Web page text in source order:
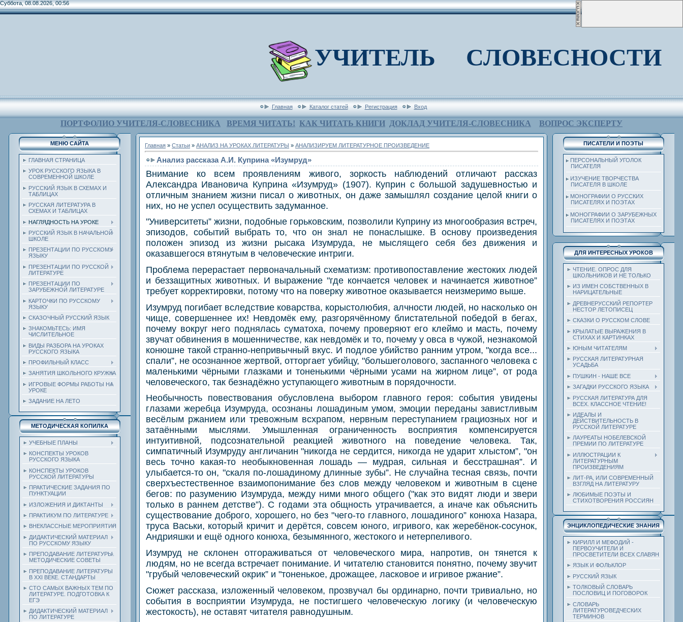
Суббота, 08.08.2026, 00:56
УЧИТЕЛЬ СЛОВЕСНОСТИ
Главная Каталог статей Регистрация Вход
ПОРТФОЛИО УЧИТЕЛЯ-СЛОВЕСНИКА ВРЕМЯ ЧИТАТЬ! КАК ЧИТАТЬ КНИГИ ДОКЛАД УЧИТЕЛЯ-СЛОВЕСНИКА ВОПРОС ЭКСПЕРТУ
МЕНЮ САЙТА
ГЛАВНАЯ СТРАНИЦА
УРОК РУССКОГО ЯЗЫКА В
СОВРЕМЕННОЙ ШКОЛЕ
РУССКИЙ ЯЗЫК В СХЕМАХ И
ТАБЛИЦАХ
РУССКАЯ ЛИТЕРАТУРА В
СХЕМАХ И ТАБЛИЦАХ
НАГЛЯДНОСТЬ НА УРОКЕ
РУССКИЙ ЯЗЫК В НАЧАЛЬНОЙ
ШКОЛЕ
ПРЕЗЕНТАЦИИ ПО РУССКОМУ
ЯЗЫКУ
ПРЕЗЕНТАЦИИ ПО РУССКОЙ
ЛИТЕРАТУРЕ
ПРЕЗЕНТАЦИИ ПО
ЗАРУБЕЖНОЙ ЛИТЕРАТУРЕ
КАРТОЧКИ ПО РУССКОМУ
ЯЗЫКУ
СКАЗОЧНЫЙ РУССКИЙ ЯЗЫК
ЗНАКОМЬТЕСЬ: ИМЯ
ЧИСЛИТЕЛЬНОЕ
ВИДЫ РАЗБОРА НА УРОКАХ
РУССКОГО ЯЗЫКА
ПРОФИЛЬНЫЙ КЛАСС
ЗАНЯТИЯ ШКОЛЬНОГО КРУЖКА
ИГРОВЫЕ ФОРМЫ РАБОТЫ НА
УРОКЕ
ЗАДАНИЕ НА ЛЕТО
МЕТОДИЧЕСКАЯ КОПИЛКА
УЧЕБНЫЕ ПЛАНЫ
КОНСПЕКТЫ УРОКОВ
РУССКОГО ЯЗЫКА
КОНСПЕКТЫ УРОКОВ
РУССКОЙ ЛИТЕРАТУРЫ
ПРАКТИЧЕСКИЕ ЗАДАНИЯ ПО
ПУНКТУАЦИИ
ИЗЛОЖЕНИЯ И ДИКТАНТЫ
ПРАКТИКУМ ПО ЛИТЕРАТУРЕ
ВНЕКЛАССНЫЕ МЕРОПРИЯТИЯ
ДИДАКТИЧЕСКИЙ МАТЕРИАЛ
ПО РУССКОМУ ЯЗЫКУ
ПРЕПОДАВАНИЕ ЛИТЕРАТУРЫ.
МЕТОДИЧЕСКИЕ СОВЕТЫ
ПРЕПОДАВАНИЕ ЛИТЕРАТУРЫ
В XXI ВЕКЕ. СТАНДАРТЫ
СТО САМЫХ ВАЖНЫХ ТЕМ ПО
ЛИТЕРАТУРЕ. ПОДГОТОВКА К
ЕГЭ
ДИДАКТИЧЕСКИЙ МАТЕРИАЛ
ПО ЛИТЕРАТУРЕ
Главная » Статьи » АНАЛИЗ НА УРОКАХ ЛИТЕРАТУРЫ » АНАЛИЗИРУЕМ ЛИТЕРАТУРНОЕ ПРОИЗВЕДЕНИЕ
Анализ рассказа А.И. Куприна «Изумруд»
Внимание ко всем проявлениям живого, зоркость наблюдений отличают рассказ
Александра Ивановича Куприна «Изумруд» (1907). Куприн с большой задушевностью и
отличным знанием жизни писал о животных, он даже замышлял создание целой книги о
них, но не успел осуществить задуманное.
"Университеты” жизни, подобные горьковским, позволили Куприну из многообразия встреч,
эпизодов, событий выбрать то, что он знал не понаслышке. В основу произведения
положен эпизод из жизни рысака Изумруда, не мыслящего себя без движения и
оказавшегося втянутым в человеческие интриги.
Проблема перерастает первоначальный схематизм: противопоставление жестоких людей
и беззащитных животных. И выражение "где кончается человек и начинается животное”
требует корректировки, потому что на поверку животное оказывается неизмеримо выше.
Изумруд погибает вследствие коварства, корыстолюбия, алчности людей, но насколько он
чище, совершеннее их! Невдомёк ему, разгорячённому блистательной победой в бегах,
почему вокруг него поднялась суматоха, почему проверяют его клеймо и масть, почему
звучат обвинения в мошенничестве, как невдомёк и то, почему у овса в чужой, незнакомой
конюшне такой странно-непривычный вкус. И подлое убийство ранним утром, "когда все...
спали”, не осознанное жертвой, отторгает убийцу, "большеголового, заспанного человека с
маленькими чёрными глазками и тоненькими чёрными усами на жирном лице”, от рода
человеческого, так безнадёжно уступающего животным в порядочности.
Необычность повествования обусловлена выбором главного героя: события увидены
глазами жеребца Изумруда, осознаны лошадиным умом, эмоции переданы завистливым
весёлым ржанием или тревожным всхрапом, нервным переступанием грациозных ног и
затаёнными мыслями. Умышленная ограниченность восприятия компенсируется
интуитивной, подсознательной реакцией животного на поведение человека. Так,
симпатичный Изумруду англичанин "никогда не сердится, никогда не ударит хлыстом”, "он
весь точно какая-то необыкновенная лошадь — мудрая, сильная и бесстрашная”. И
улыбается-то он, "скаля по-лошадиному длинные зубы”. Не случайна тесная связь, почти
сверхъестественное взаимопонимание без слов между человеком и животным в сцене
бегов: по разумению Изумруда, между ними много общего ("как это видят люди и звери
только в раннем детстве”). С годами эта общность утрачивается, а иначе как объяснить
существование доброго, хорошего, но без "чего-то главного, лошадиного” конюха Назара,
труса Васьки, который кричит и дерётся, совсем юного, игривого, как жеребёнок-сосунок,
Андрияшки и ещё одного конюха, безымянного, жестокого и нетерпеливого.
Изумруд не склонен отгораживаться от человеческого мира, напротив, он тянется к
людям, но не всегда встречает понимание. И читателю становится понятно, почему звучит
"грубый человеческий окрик” и "тоненькое, дрожащее, ласковое и игривое ржание”.
Сюжет рассказа, изложенный человеком, прозвучал бы ординарно, почти тривиально, но
события в восприятии Изумруда, не постигшего человеческую логику (и человеческую
жестокость), не оставят читателя равнодушным.
ПИСАТЕЛИ И ПОЭТЫ
ПЕРСОНАЛЬНЫЙ УГОЛОК
ПИСАТЕЛЯ
ИЗУЧЕНИЕ ТВОРЧЕСТВА
ПИСАТЕЛЯ В ШКОЛЕ
МОНОГРАФИИ О РУССКИХ
ПИСАТЕЛЯХ И ПОЭТАХ
МОНОГРАФИИ О ЗАРУБЕЖНЫХ
ПИСАТЕЛЯХ И ПОЭТАХ
ДЛЯ ИНТЕРЕСНЫХ УРОКОВ
ЧТЕНИЕ. ОПРОС ДЛЯ
ШКОЛЬНИКОВ И НЕ ТОЛЬКО
ИЗ ИМЕН СОБСТВЕННЫХ В
НАРИЦАТЕЛЬНЫЕ
ДРЕВНЕРУССКИЙ РЕПОРТЕР
НЕСТОР ЛЕТОПИСЕЦ
СКАЗКИ О РУССКОМ СЛОВЕ
КРЫЛАТЫЕ ВЫРАЖЕНИЯ В
СТИХАХ И КАРТИНКАХ
ЮНЫМ ЧИТАТЕЛЯМ
РУССКАЯ ЛИТЕРАТУРНАЯ
УСАДЬБА
ПУШКИН - НАШЕ ВСЕ
ЗАГАДКИ РУССКОГО ЯЗЫКА
РУССКАЯ ЛИТЕРАТУРА ДЛЯ
ВСЕХ. КЛАССНОЕ ЧТЕНИЕ!
ИДЕАЛЫ И
ДЕЙСТВИТЕЛЬНОСТЬ В
РУССКОЙ ЛИТЕРАТУРЕ
ЛАУРЕАТЫ НОБЕЛЕВСКОЙ
ПРЕМИИ ПО ЛИТЕРАТУРЕ
ИЛЛЮСТРАЦИИ К
ЛИТЕРАТУРНЫМ
ПРОИЗВЕДЕНИЯМ
ЛИТ-РА, ИЛИ СОВРЕМЕННЫЙ
ВЗГЛЯД НА ЛИТЕРАТУРУ
ЛЮБИМЫЕ ПОЭТЫ И
СТИХОТВОРЕНИЯ РОССИЯН
ЭНЦИКЛОПЕДИЧЕСКИЕ ЗНАНИЯ
КИРИЛЛ И МЕФОДИЙ -
ПЕРВОУЧИТЕЛИ И
ПРОСВЕТИТЕЛИ ВСЕХ СЛАВЯН
ЯЗЫК И ФОЛЬКЛОР
РУССКИЙ ЯЗЫК
ТОЛКОВЫЙ СЛОВАРЬ
ПОСЛОВИЦ И ПОГОВОРОК
СЛОВАРЬ
ЛИТЕРАТУРОВЕДЧЕСКИХ
ТЕРМИНОВ